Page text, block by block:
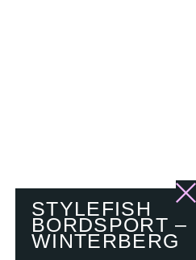
STYLEFISH
BORDSPORT –
WINTERBERG